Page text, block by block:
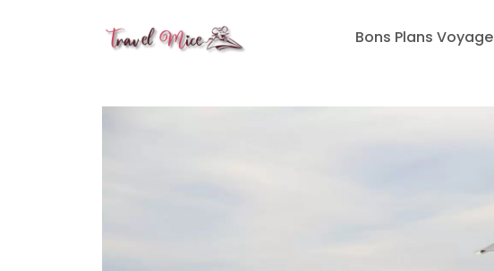
TravelmiceBons Plans Voyage